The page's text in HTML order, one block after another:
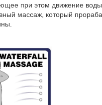
при этом движение воды
массаж, который